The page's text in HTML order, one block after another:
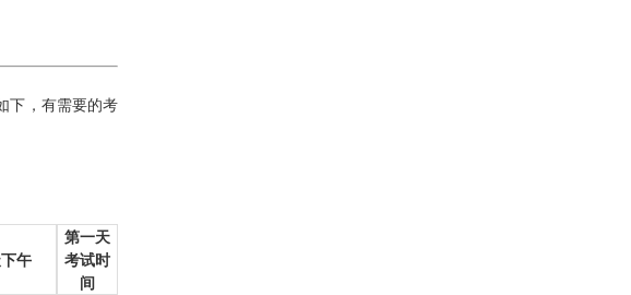
下，有需要的考
午
第一天
考试时
间